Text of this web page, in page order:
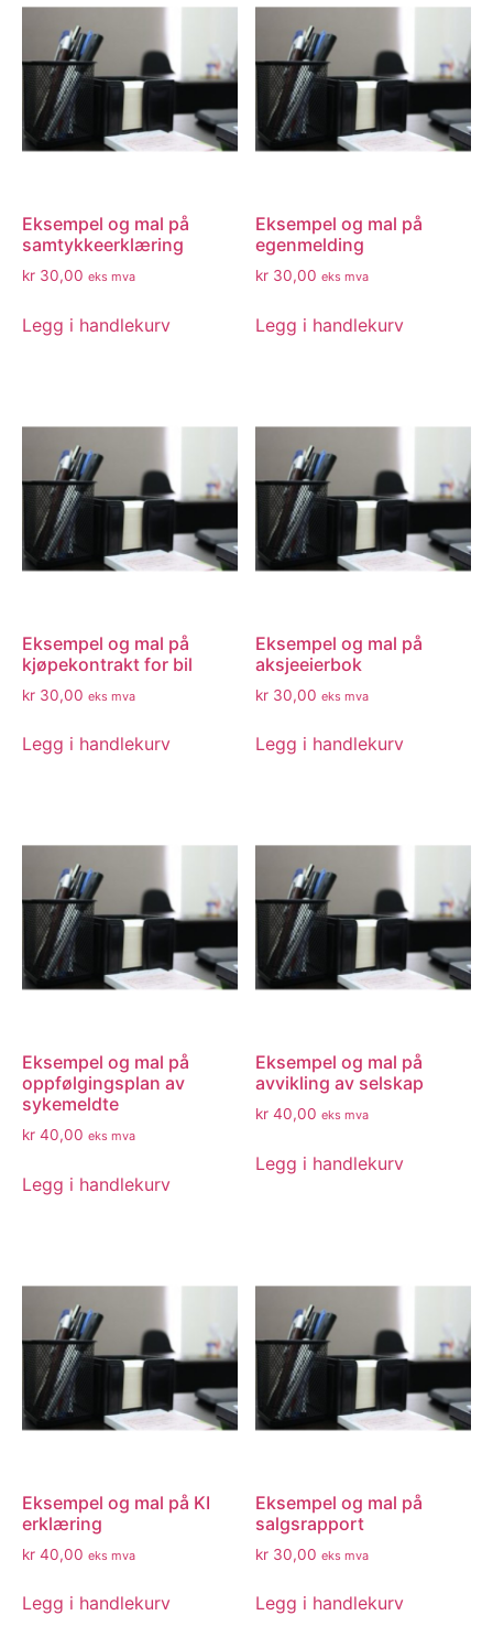
Eksempel og mal på
samtykkeerklæring
kr 30,00 eks mva
Legg i handlekurv
Eksempel og mal på
egenmelding
kr 30,00 eks mva
Legg i handlekurv
Eksempel og mal på
kjøpekontrakt for bil
kr 30,00 eks mva
Legg i handlekurv
Eksempel og mal på
aksjeeierbok
kr 30,00 eks mva
Legg i handlekurv
Eksempel og mal på
oppfølgingsplan av
sykemeldte
kr 40,00 eks mva
Legg i handlekurv
Eksempel og mal på
avvikling av selskap
kr 40,00 eks mva
Legg i handlekurv
Eksempel og mal på KI
erklæring
kr 40,00 eks mva
Legg i handlekurv
Eksempel og mal på
salgsrapport
kr 30,00 eks mva
Legg i handlekurv